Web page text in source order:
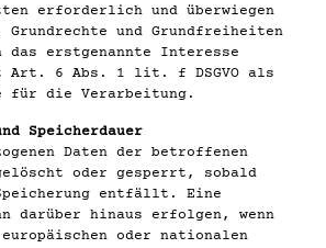
erforderlich und überwiegen
und Grundfreiheiten
das erstgenannte Interesse
Art. 6 Abs. 1 lit. f DSGVO als
für die Verarbeitung.
Speicherdauer
Daten der betroffenen
oder gesperrt, sobald
entfällt. Eine
darüber hinaus erfolgen, wenn
oder nationalen